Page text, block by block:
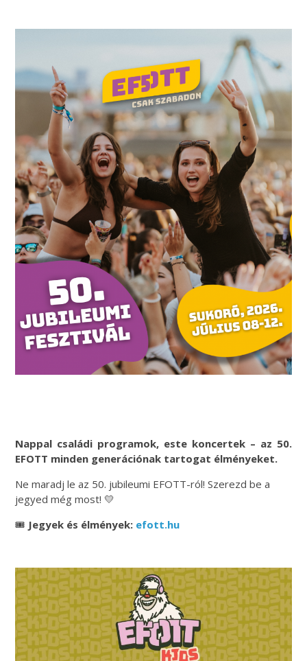
Nappal családi programok, este koncertek – az 50.
EFOTT minden generációnak tartogat élményeket.
Ne maradj le az 50. jubileumi EFOTT-ról! Szerezd be a
jegyed még most! 💛
🎟️ Jegyek és élmények: efott.hu